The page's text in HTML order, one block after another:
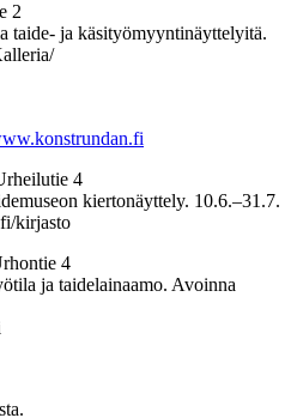
2
taide- ja käsityömyyntinäyttelyitä.
4
kiertonäyttely. 10.6.–31.7.
kirjasto
4
ja taidelainaamo. Avoinna